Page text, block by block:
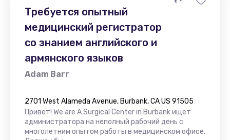
Требуется опытный
медицинский регистратор
со знанием английского и
армянского языков
Adam Barr
2701 West Alameda Avenue, Burbank, CA US 91505
Привет! We are A Surgical Center in Burbank ищет
администратора на неполный рабочий день с
многолетним опытом работы в медицинском офисе.